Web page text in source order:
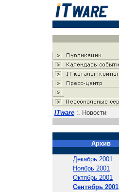
ITware :. Новости
Архив
Декабрь 2001
Ноябрь 2001
Октябрь 2001
Сентябрь 2001